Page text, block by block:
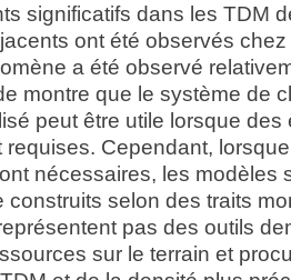
significatifs dans les TDM
ont été observés
a été observé
montre que le système de
peut être utile lorsque des
requises. Cependant,
nécessaires, les modèles
construits selon des traits
pas des outils
sur le terrain et